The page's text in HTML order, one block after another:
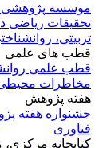
موسسه پژوهشی
تحقیقات ریاضی
تربیتی،
قطب های علمی
قطب علمی
مخاطرات
هفته پژوهش
جشنواره هفته
فناوری
کتابخانه